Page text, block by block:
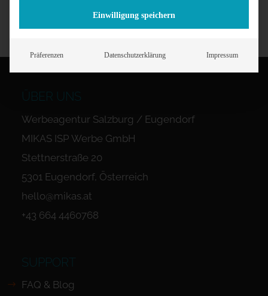
ÜBER UNS
Werbeagentur Salzburg / Eugendorf
MIKAS ISP Werbe GmbH
Stettnerstraße 20
5301 Eugendorf, Österreich
hello@mikas.at
+43 664 4460768
SUPPORT
FAQ & Blog
Einwilligung speichern
Präferenzen Datenschutzerklärung Impressum